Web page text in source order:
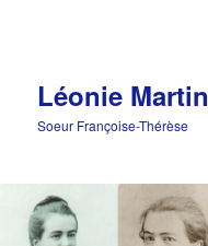
Léonie Martin
Soeur Françoise-Thérèse